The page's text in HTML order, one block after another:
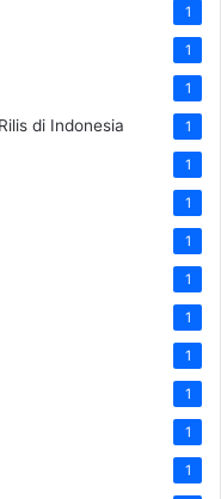
1
1
1
di Indonesia 1
1
1
1
1
1
1
1
1
1